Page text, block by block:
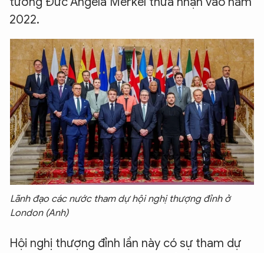
2022.
Lãnh đạo các nước tham dự hội nghị thượng đỉnh ở
London (Anh)
Hội nghị thượng đỉnh lần này có sự tham dự